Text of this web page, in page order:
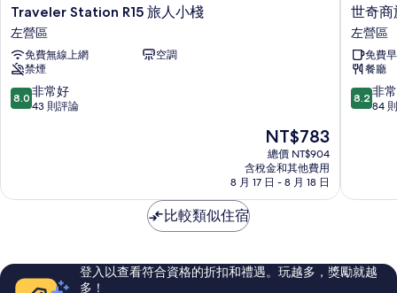
Traveler
Station
R15
旅
人
小
棧
Traveler Station R15 旅人小棧
左營區
免費無線上網
空調
禁煙
8.0
分，
常
評
論
8.0 非常好
43 則評論
現
在
價
格
為
NT$783
總價 NT$904
含稅金和其他費用
8 月 17 日 - 8 月 18 日
世
奇
商
旅
左
營
區
世奇商
左營區
免費
餐廳
8.2
分，
常
評
論
8.2 非
84
比較類似住宿
登入以查看符合資格的折扣和禮遇。玩越多，獎勵就越
多！